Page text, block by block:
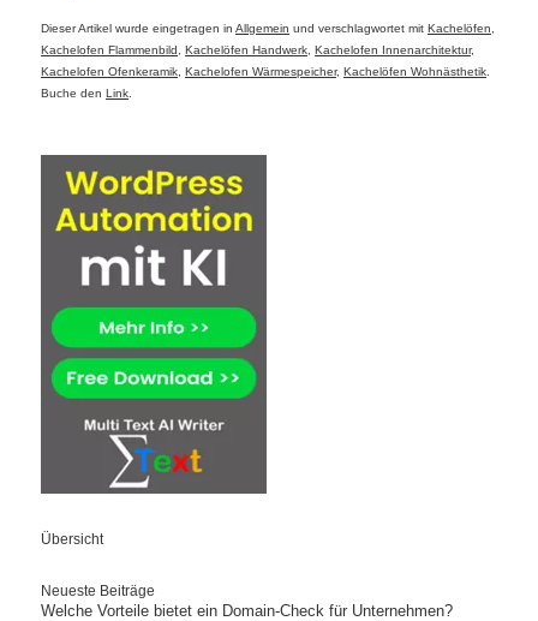
Dieser Artikel wurde eingetragen inAllgemein und verschlagwortet mitKachelöfen
Kachelofen Flammenbild ,Kachelöfen Handwerk ,Kachelofen Innenarchitektur,
Kachelofen Ofenkeramik ,Kachelofen Wärmespeicher,Kachelöfen Wohnästhetik
Buche denLink
Übersicht
Neueste Beiträge
Welche Vorteile bietet ein Domain-Check für Unternehmen?